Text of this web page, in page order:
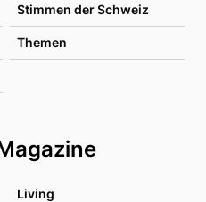
Stimmen der Schweiz
Themen
Living